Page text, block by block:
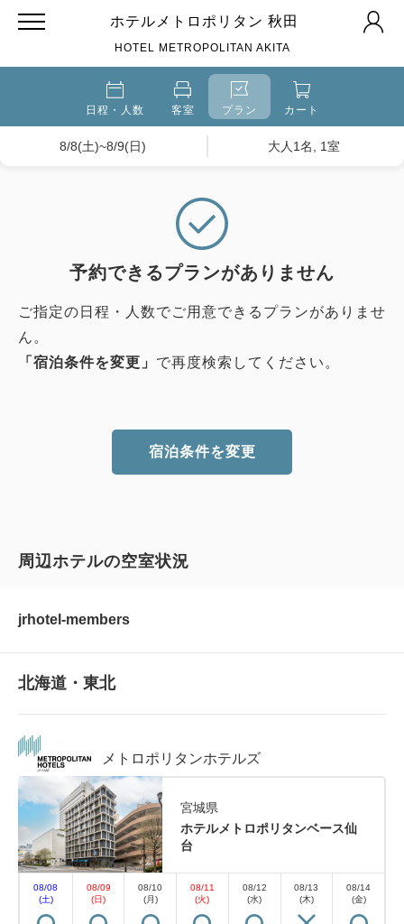
ホテルメトロポリタン 秋田
HOTEL METROPOLITAN AKITA
日程・人数 客室 プラン カート
8/8(土)~8/9(日) 大人1名, 1室
予約できるプランがありません
ご指定の日程・人数でご用意できるプランがありませ
ん。
「宿泊条件を変更」 で再度検索してください。
宿泊条件を変更
周辺ホテルの空室状況
jrhotel-members
北海道・東北
メトロポリタンホテルズ
宮城県
ホテルメトロポリタンベース仙
台
08/08
(土)
08/09
(日)
08/10
(月)
08/11
(火)
08/12
(水)
08/13
(木)
08/14
(金)